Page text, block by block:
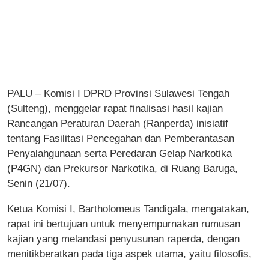
PALU – Komisi I DPRD Provinsi Sulawesi Tengah
(Sulteng), menggelar rapat finalisasi hasil kajian
Rancangan Peraturan Daerah (Ranperda) inisiatif
tentang Fasilitasi Pencegahan dan Pemberantasan
Penyalahgunaan serta Peredaran Gelap Narkotika
(P4GN) dan Prekursor Narkotika, di Ruang Baruga,
Senin (21/07).
Ketua Komisi I, Bartholomeus Tandigala, mengatakan,
rapat ini bertujuan untuk menyempurnakan rumusan
kajian yang melandasi penyusunan raperda, dengan
menitikberatkan pada tiga aspek utama, yaitu filosofis,